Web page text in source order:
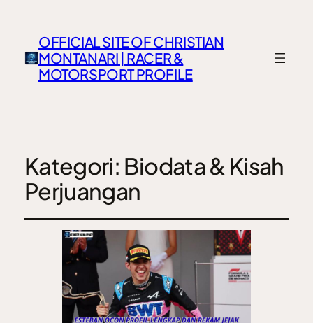
OFFICIAL SITE OF CHRISTIAN
MONTANARI | RACER &
MOTORSPORT PROFILE
Kategori: Biodata & Kisah
Perjuangan